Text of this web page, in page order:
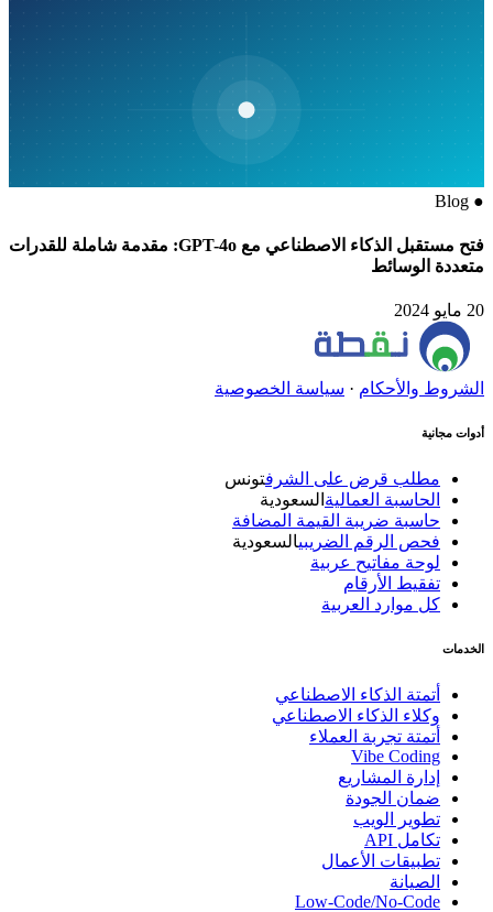
●
Blog
فتح مستقبل الذكاء الاصطناعي مع GPT-4o: مقدمة شاملة للقدرات
متعددة الوسائط
20 مايو 2024
الشروط والأحكام· سياسة الخصوصية
أدوات مجانية
مطلب قرض على الشرف تونس
الحاسبة العماليةالسعودية
حاسبة ضريبة القيمة المضافة
فحص الرقم الضريبيالسعودية
لوحة مفاتيح عربية
تفقيط الأرقام
كل موارد العربية
الخدمات
أتمتة الذكاء الاصطناعي
وكلاء الذكاء الاصطناعي
أتمتة تجربة العملاء
Vibe Coding
إدارة المشاريع
ضمان الجودة
تطوير الويب
تكامل API
تطبيقات الأعمال
الصيانة
Low-Code/No-Code